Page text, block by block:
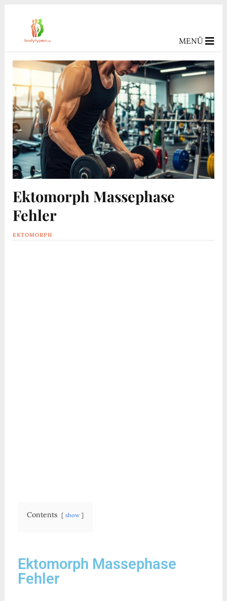
MENÜ
Ektomorph Massephase
Fehler
EKTOMORPH
Contents show
Ektomorph Massephase
Fehler